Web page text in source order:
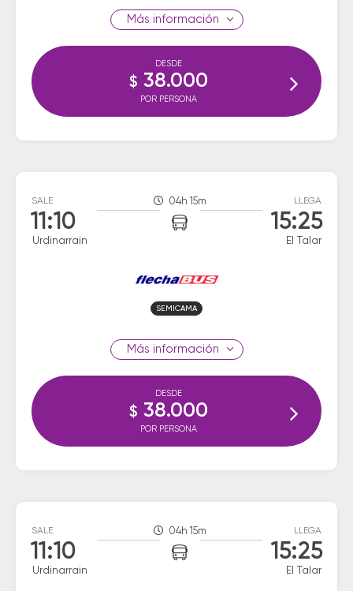
información
DESDE
$ 38.000
POR PERSONA
SALE
11:10
Urdinarrain
04h 15m LLEGA
15:25
El Talar
SEMICAMA
información
DESDE
$ 38.000
POR PERSONA
SALE
11:10
Urdinarrain
04h 15m LLEGA
15:25
El Talar